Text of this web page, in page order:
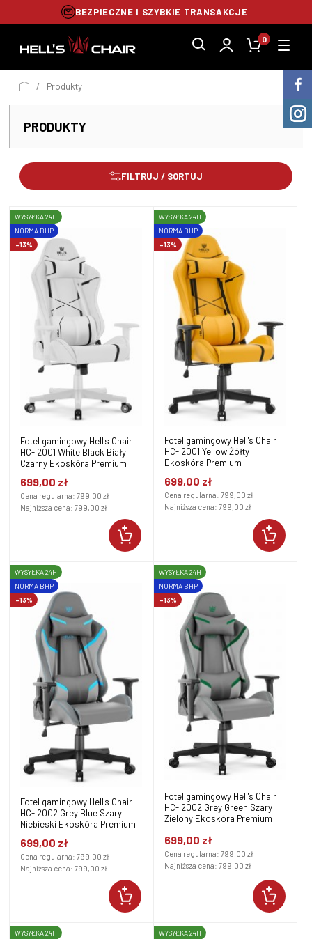
BEZPIECZNE I SZYBKIE TRANSAKCJE
0
/ Produkty
PRODUKTY
FILTRUJ / SORTUJ
Fotel gamingowy Hell's Chair
HC- 2001 White Black Biały
Czarny Ekoskóra Premium
699,00 zł
Cena regularna: 799,00 zł
Najniższa cena: 799,00 zł
-13%
WYSYŁKA 24H
NORMA BHP
Fotel gamingowy Hell's Chair
HC- 2001 Yellow Żółty
Ekoskóra Premium
699,00 zł
Cena regularna: 799,00 zł
Najniższa cena: 799,00 zł
-13%
WYSYŁKA 24H
NORMA BHP
Fotel gamingowy Hell's Chair
HC- 2002 Grey Blue Szary
Niebieski Ekoskóra Premium
699,00 zł
Cena regularna: 799,00 zł
Najniższa cena: 799,00 zł
-13%
WYSYŁKA 24H
NORMA BHP
Fotel gamingowy Hell's Chair
HC- 2002 Grey Green Szary
Zielony Ekoskóra Premium
699,00 zł
Cena regularna: 799,00 zł
Najniższa cena: 799,00 zł
-13%
WYSYŁKA 24H
NORMA BHP
WYSYŁKA 24H
WYSYŁKA 24H